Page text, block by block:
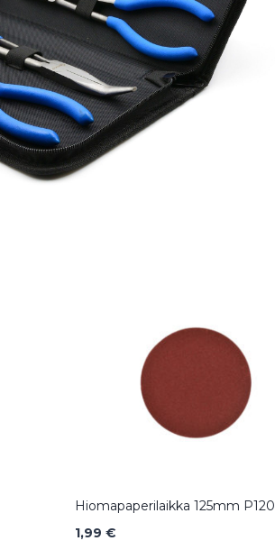
Hiomapaperilaikka 125mm P120
1,99 €